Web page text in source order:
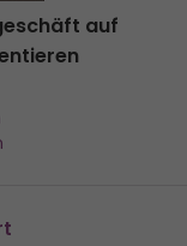
auf